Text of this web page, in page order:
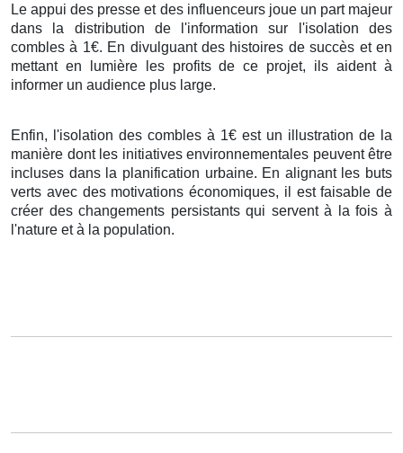
Le appui des presse et des influenceurs joue un part majeur
dans la distribution de l'information sur l'isolation des
combles à 1€. En divulguant des histoires de succès et en
mettant en lumière les profits de ce projet, ils aident à
informer un audience plus large.
Enfin, l'isolation des combles à 1€ est un illustration de la
manière dont les initiatives environnementales peuvent être
incluses dans la planification urbaine. En alignant les buts
verts avec des motivations économiques, il est faisable de
créer des changements persistants qui servent à la fois à
l'nature et à la population.